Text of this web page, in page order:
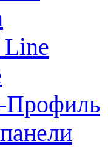
Line
Профиль